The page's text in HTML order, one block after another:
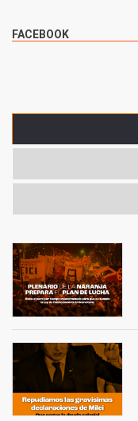
FACEBOOK